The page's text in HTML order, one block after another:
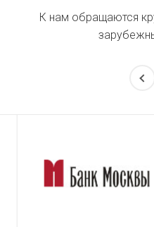
К нам обращаются